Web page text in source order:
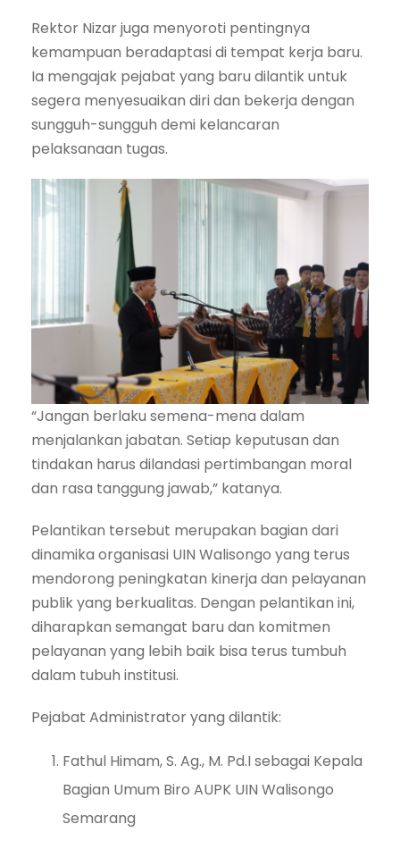
Rektor Nizar juga menyoroti pentingnya
kemampuan beradaptasi di tempat kerja baru.
Ia mengajak pejabat yang baru dilantik untuk
segera menyesuaikan diri dan bekerja dengan
sungguh-sungguh demi kelancaran
pelaksanaan tugas.
“Jangan berlaku semena-mena dalam
menjalankan jabatan. Setiap keputusan dan
tindakan harus dilandasi pertimbangan moral
dan rasa tanggung jawab,” katanya.
Pelantikan tersebut merupakan bagian dari
dinamika organisasi UIN Walisongo yang terus
mendorong peningkatan kinerja dan pelayanan
publik yang berkualitas. Dengan pelantikan ini,
diharapkan semangat baru dan komitmen
pelayanan yang lebih baik bisa terus tumbuh
dalam tubuh institusi.
Pejabat Administrator yang dilantik:
Fathul Himam, S. Ag., M. Pd.I sebagai Kepala
Bagian Umum Biro AUPK UIN Walisongo
Semarang